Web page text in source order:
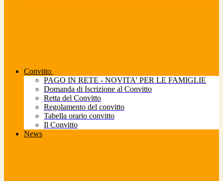
Convitto
PAGO IN RETE - NOVITA' PER LE FAMIGLIE
Domanda di Iscrizione al Convitto
Retta del Convitto
Regolamento del convitto
Tabella orario convitto
Il Convitto
News